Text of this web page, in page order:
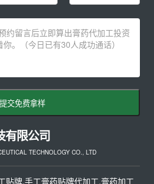
提交免费拿样
有限公司
TECHNOLOGY CO., LTD
贴牌,手工膏药贴牌代加工,膏药加工